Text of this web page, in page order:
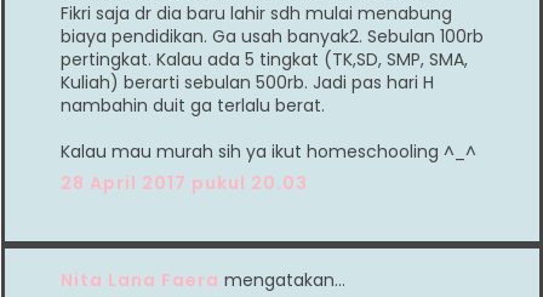
Fikri saja dr dia baru lahir sdh mulai menabung
biaya pendidikan. Ga usah banyak2. Sebulan 100rb
pertingkat. Kalau ada 5 tingkat (TK,SD, SMP, SMA,
Kuliah) berarti sebulan 500rb. Jadi pas hari H
nambahin duit ga terlalu berat.
Kalau mau murah sih ya ikut homeschooling ^_^
28 April 2017 pukul 20.03
Nita Lana Faera mengatakan…